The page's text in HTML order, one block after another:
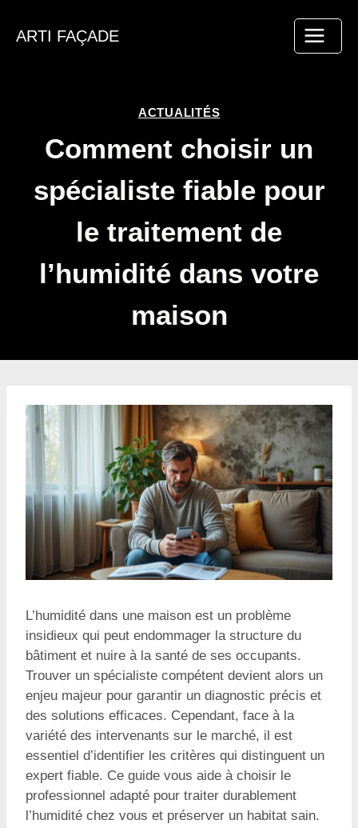
ARTI FAÇADE
ACTUALITÉS
Comment choisir un
spécialiste fiable pour
le traitement de
l’humidité dans votre
maison
L’humidité dans une maison est un problème
insidieux qui peut endommager la structure du
bâtiment et nuire à la santé de ses occupants.
Trouver un spécialiste compétent devient alors un
enjeu majeur pour garantir un diagnostic précis et
des solutions efficaces. Cependant, face à la
variété des intervenants sur le marché, il est
essentiel d’identifier les critères qui distinguent un
expert fiable. Ce guide vous aide à choisir le
professionnel adapté pour traiter durablement
l’humidité chez vous et préserver un habitat sain.